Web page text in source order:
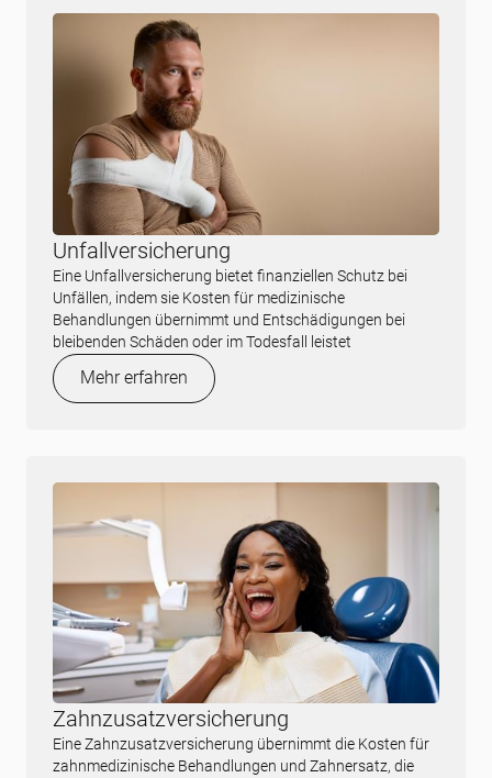
Unfallversicherung
Eine Unfallversicherung bietet finanziellen Schutz bei
Unfällen, indem sie Kosten für medizinische
Behandlungen übernimmt und Entschädigungen bei
bleibenden Schäden oder im Todesfall leistet
Mehr erfahren
Zahnzusatzversicherung
Eine Zahnzusatzversicherung übernimmt die Kosten für
zahnmedizinische Behandlungen und Zahnersatz, die